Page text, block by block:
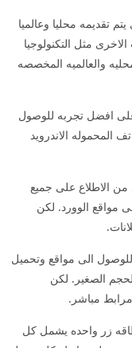
تقديمه محليا وعالميا
مثل التكنولوجيا
والعالميه المخصصه
افضل تجربه للوصول
المحموله الاندرويد
من الاطلاع على جميع
مواقع الوورد. لكن
الى مواقع وتحميل
الصغير. لكن
مرابط مباشر.
زر واحده يشمل كل